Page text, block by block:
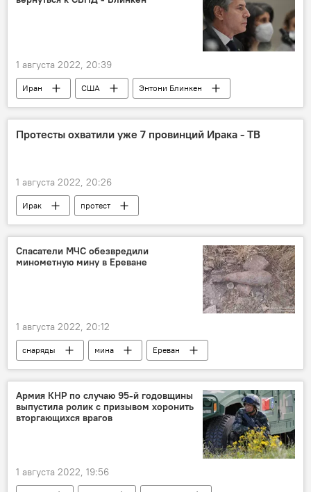
1 августа 2022, 20:39
Иран США Энтони Блинкен
Протесты охватили уже 7 провинций Ирака - ТВ
1 августа 2022, 20:26
Ирак протест
Спасатели МЧС обезвредили
минометную мину в Ереване
1 августа 2022, 20:12
снаряды мина
Ереван
Армения
Новости Армения
боеприпасы
Происшествия и инциденты в Ереване
Армия КНР по случаю 95-й годовщины
выпустила ролик с призывом хоронить
вторгающихся врагов
1 августа 2022, 19:56